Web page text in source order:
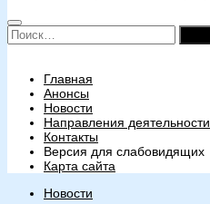
Найти:
Главная
Анонсы
Новости
Направления деятельности
Контакты
Версия для слабовидящих
Карта сайта
Новости